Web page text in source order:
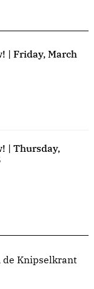
| Friday, March
| Thursday,
de Knipselkrant